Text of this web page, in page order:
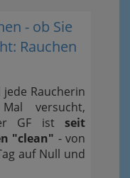
- ob Sie
Rauchen
jede Raucherin
versucht,
GF ist seit
"clean" - von
auf Null und